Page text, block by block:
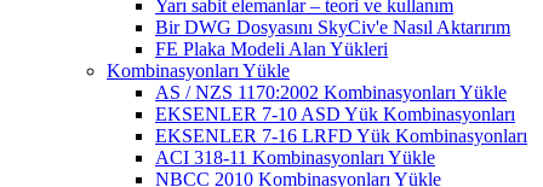
Yarı sabit elemanlar – teori ve kullanım
Bir DWG Dosyasını SkyCiv'e Nasıl Aktarırım
FE Plaka Modeli Alan Yükleri
Kombinasyonları Yükle
AS / NZS 1170:2002 Kombinasyonları Yükle
EKSENLER 7-10 ASD Yük Kombinasyonları
EKSENLER 7-16 LRFD Yük Kombinasyonları
ACI 318-11 Kombinasyonları Yükle
NBCC 2010 Kombinasyonları Yükle